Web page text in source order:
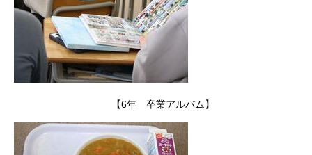
【6年 卒業アルバム】